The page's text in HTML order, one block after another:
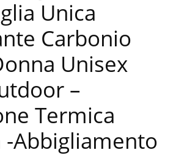
Unica
Carbonio
Unisex
–
Termica
-Abbigliamento